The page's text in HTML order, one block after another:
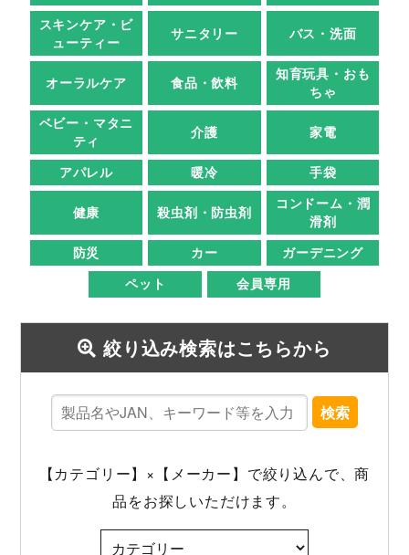
スキンケア・ビ
ューティー
サニタリー バス・洗面
オーラルケア 食品・飲料
知育玩具・おも
ちゃ
ベビー・マタニ
ティ
介護 家電
アパレル 暖冷 手袋
健康 殺虫剤・防虫剤
コンドーム・潤
滑剤
防災
カー
ガーデニング
ペット
会員専用
絞り込み検索はこちらから
検索
【カテゴリー】×【メーカー】で絞り込んで、商
品をお探しいただけます。